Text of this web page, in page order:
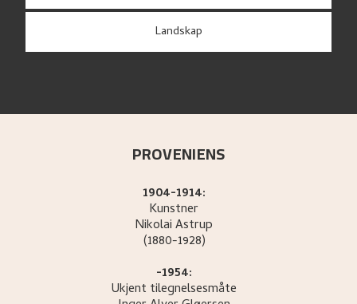
Landskap
PROVENIENS
1904-1914:
Kunstner
NikolaiAstrup
(1880-1928)
-1954:
Ukjent tilegnelsesmåte